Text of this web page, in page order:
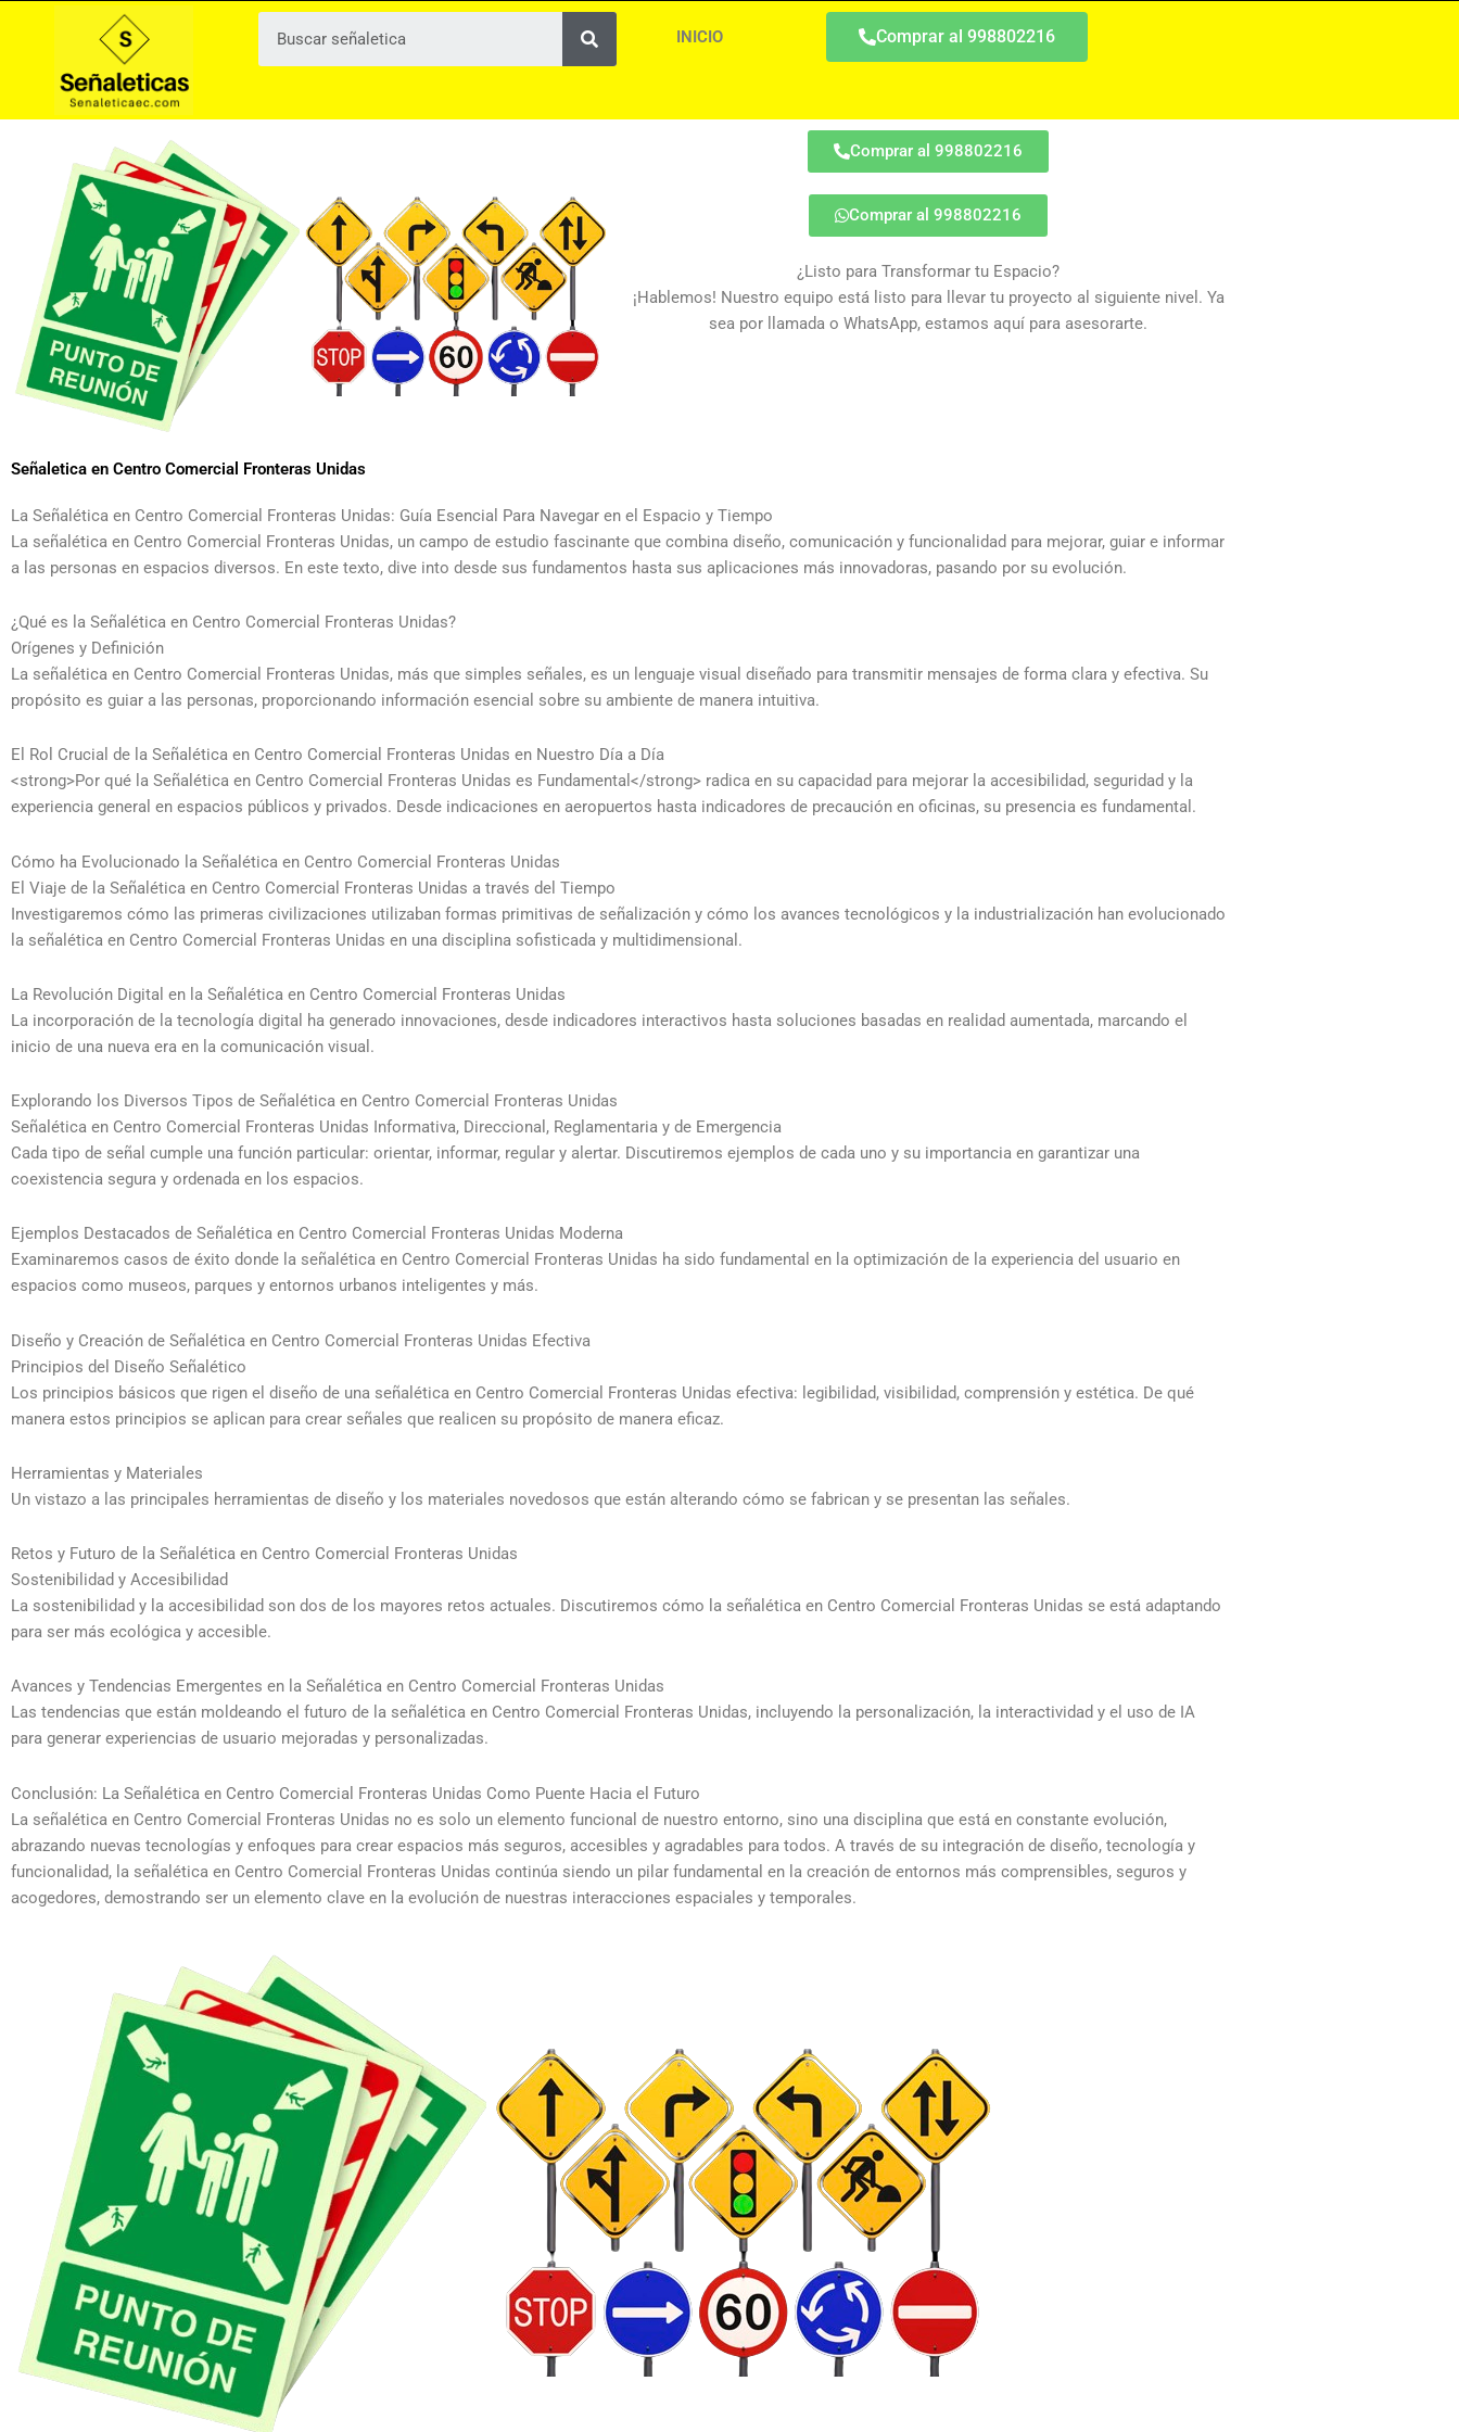
Search
INICIO Comprar al 998802216
Comprar al 998802216
Comprar al 998802216
¿Listo para Transformar tu Espacio?
¡Hablemos! Nuestro equipo está listo para llevar tu proyecto al siguiente nivel. Ya
sea por llamada o WhatsApp, estamos aquí para asesorarte.
Señaletica en Centro Comercial Fronteras Unidas
La Señalética en Centro Comercial Fronteras Unidas: Guía Esencial Para Navegar en el Espacio y Tiempo
La señalética en Centro Comercial Fronteras Unidas, un campo de estudio fascinante que combina diseño, comunicación y funcionalidad para mejorar, guiar e informar
a las personas en espacios diversos. En este texto, dive into desde sus fundamentos hasta sus aplicaciones más innovadoras, pasando por su evolución.
¿Qué es la Señalética en Centro Comercial Fronteras Unidas?
Orígenes y Definición
La señalética en Centro Comercial Fronteras Unidas, más que simples señales, es un lenguaje visual diseñado para transmitir mensajes de forma clara y efectiva. Su
propósito es guiar a las personas, proporcionando información esencial sobre su ambiente de manera intuitiva.
El Rol Crucial de la Señalética en Centro Comercial Fronteras Unidas en Nuestro Día a Día
<strong>Por qué la Señalética en Centro Comercial Fronteras Unidas es Fundamental</strong> radica en su capacidad para mejorar la accesibilidad, seguridad y la
experiencia general en espacios públicos y privados. Desde indicaciones en aeropuertos hasta indicadores de precaución en oficinas, su presencia es fundamental.
Cómo ha Evolucionado la Señalética en Centro Comercial Fronteras Unidas
El Viaje de la Señalética en Centro Comercial Fronteras Unidas a través del Tiempo
Investigaremos cómo las primeras civilizaciones utilizaban formas primitivas de señalización y cómo los avances tecnológicos y la industrialización han evolucionado
la señalética en Centro Comercial Fronteras Unidas en una disciplina sofisticada y multidimensional.
La Revolución Digital en la Señalética en Centro Comercial Fronteras Unidas
La incorporación de la tecnología digital ha generado innovaciones, desde indicadores interactivos hasta soluciones basadas en realidad aumentada, marcando el
inicio de una nueva era en la comunicación visual.
Explorando los Diversos Tipos de Señalética en Centro Comercial Fronteras Unidas
Señalética en Centro Comercial Fronteras Unidas Informativa, Direccional, Reglamentaria y de Emergencia
Cada tipo de señal cumple una función particular: orientar, informar, regular y alertar. Discutiremos ejemplos de cada uno y su importancia en garantizar una
coexistencia segura y ordenada en los espacios.
Ejemplos Destacados de Señalética en Centro Comercial Fronteras Unidas Moderna
Examinaremos casos de éxito donde la señalética en Centro Comercial Fronteras Unidas ha sido fundamental en la optimización de la experiencia del usuario en
espacios como museos, parques y entornos urbanos inteligentes y más.
Diseño y Creación de Señalética en Centro Comercial Fronteras Unidas Efectiva
Principios del Diseño Señalético
Los principios básicos que rigen el diseño de una señalética en Centro Comercial Fronteras Unidas efectiva: legibilidad, visibilidad, comprensión y estética. De qué
manera estos principios se aplican para crear señales que realicen su propósito de manera eficaz.
Herramientas y Materiales
Un vistazo a las principales herramientas de diseño y los materiales novedosos que están alterando cómo se fabrican y se presentan las señales.
Retos y Futuro de la Señalética en Centro Comercial Fronteras Unidas
Sostenibilidad y Accesibilidad
La sostenibilidad y la accesibilidad son dos de los mayores retos actuales. Discutiremos cómo la señalética en Centro Comercial Fronteras Unidas se está adaptando
para ser más ecológica y accesible.
Avances y Tendencias Emergentes en la Señalética en Centro Comercial Fronteras Unidas
Las tendencias que están moldeando el futuro de la señalética en Centro Comercial Fronteras Unidas, incluyendo la personalización, la interactividad y el uso de IA
para generar experiencias de usuario mejoradas y personalizadas.
Conclusión: La Señalética en Centro Comercial Fronteras Unidas Como Puente Hacia el Futuro
La señalética en Centro Comercial Fronteras Unidas no es solo un elemento funcional de nuestro entorno, sino una disciplina que está en constante evolución,
abrazando nuevas tecnologías y enfoques para crear espacios más seguros, accesibles y agradables para todos. A través de su integración de diseño, tecnología y
funcionalidad, la señalética en Centro Comercial Fronteras Unidas continúa siendo un pilar fundamental en la creación de entornos más comprensibles, seguros y
acogedores, demostrando ser un elemento clave en la evolución de nuestras interacciones espaciales y temporales.